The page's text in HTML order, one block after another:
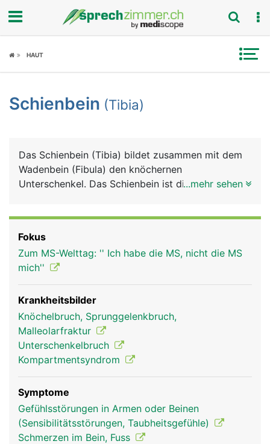
Fokus
Symptome
News
Rubriken
HAUT
Schienbein (Tibia)
Das Schienbein (Tibia) bildet zusammen mit dem
Wadenbein (Fibula) den knöchernen
Unterschenkel. Das Schienbein ist dicker und
langen Schaft dessen Vorderseite direkt unter der
Haut liegt, und einem unteren Ende, das den
Innenknöchel bildet und Teil des oberen
Sprunggelenks ist.
Schienbein Mann
...mehr sehen
Fokus
Zum MS-Welttag: '' Ich habe die MS, nicht die MS
mich''
Krankheitsbilder
Knöchelbruch, Sprunggelenkbruch,
Malleolarfraktur
Unterschenkelbruch
Kompartmentsyndrom
Symptome
Gefühlsstörungen in Armen oder Beinen
(Sensibilitätsstörungen, Taubheitsgefühle)
Schmerzen im Bein, Fuss